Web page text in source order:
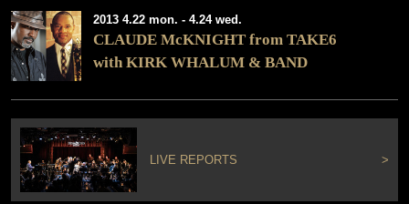
2013 4.22 mon. - 4.24 wed.
CLAUDE McKNIGHT from TAKE6
with KIRK WHALUM & BAND
LIVE REPORTS >